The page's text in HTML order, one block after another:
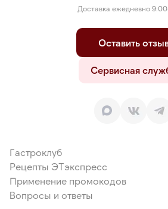
Доставка ежедневно
Оставить
Сервисная
Гастроклуб
Рецепты ЭТэкспресс
Применение промокодов
Вопросы и ответы